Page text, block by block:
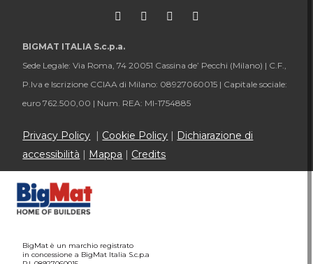
BIGMAT ITALIA S.c.p.a.
Sede Legale: Via Roma, 74 20051 Cassina de’ Pecchi (Milano) | C.F.,
P.Iva e Iscrizione CCIAA di Milano: 08927060015 | Capitale sociale:
euro 762.500,00 | Num. REA: MI-1754885
Privacy Policy | Cookie Policy | Dichiarazione di
accessibilità | Mappa | Credits
BigMat è un marchio registrato
in concessione a BigMat Italia S.c.p.a